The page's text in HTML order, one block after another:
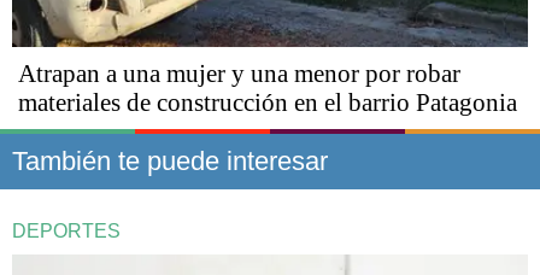
Atrapan a una mujer y una menor por robar
materiales de construcción en el barrio Patagonia
También te puede interesar
DEPORTES